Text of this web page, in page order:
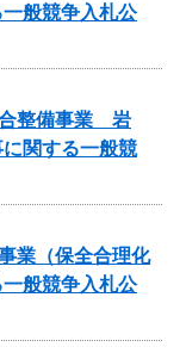
般競争入札公
合整備事業 岩
関する一般競
業（保全合理化
般競争入札公